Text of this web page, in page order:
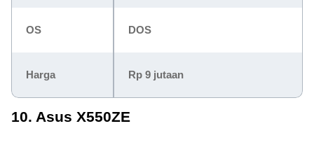
OS DOS
Harga Rp 9 jutaan
10. Asus X550ZE